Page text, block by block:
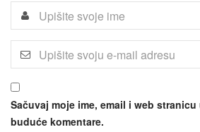
Sačuvaj moje ime, email i web
buduće komentare.